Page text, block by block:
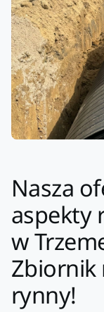
Nasza
aspekty
w
Zbiornik
rynny!